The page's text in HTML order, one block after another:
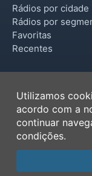
Rádios por cidade
Rádios por
Favoritas
Recentes
Termos de Uso
Política de
Ferramentas
Contato
Utilizamos
acordo com a
continuar
condições.